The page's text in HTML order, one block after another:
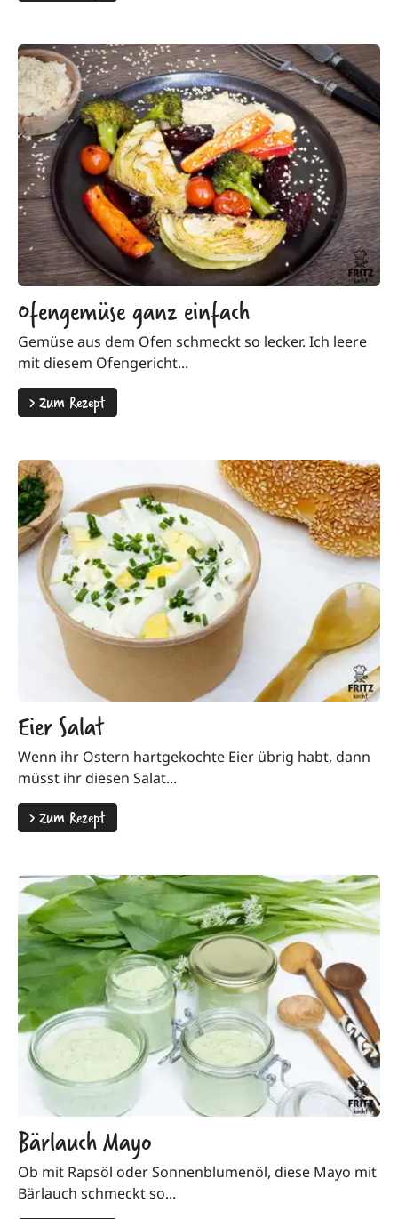
Ofengemüse ganz einfach
Gemüse aus dem Ofen schmeckt so lecker. Ich leere
mit diesem Ofengericht...
>Zum Rezept
Eier Salat
Wenn ihr Ostern hartgekochte Eier übrig habt, dann
müsst ihr diesen Salat...
>Zum Rezept
Bärlauch Mayo
Ob mit Rapsöl oder Sonnenblumenöl, diese Mayo mit
Bärlauch schmeckt so...